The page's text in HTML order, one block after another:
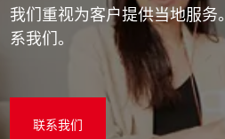
我们重视为客户提供当地服
系我们。
联系我们